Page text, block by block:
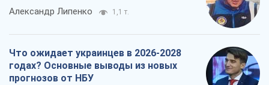
Александр Липенко 1,1 т.
Что ожидает украинцев в 2026-2028
годах? Основные выводы из новых
прогнозов от НБУ